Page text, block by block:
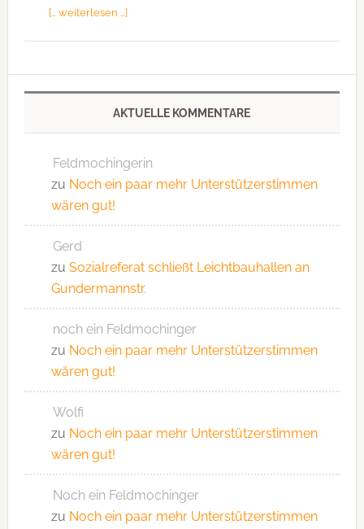
[… weiterlesen …]
AKTUELLE KOMMENTARE
Feldmochingerin
zu Noch ein paar mehr Unterstützerstimmen
wären gut!
Gerd
zu Sozialreferat schließt Leichtbauhallen an
Gundermannstr.
noch ein Feldmochinger
zu Noch ein paar mehr Unterstützerstimmen
wären gut!
Wolfi
zu Noch ein paar mehr Unterstützerstimmen
wären gut!
Noch ein Feldmochinger
zu Noch ein paar mehr Unterstützerstimmen